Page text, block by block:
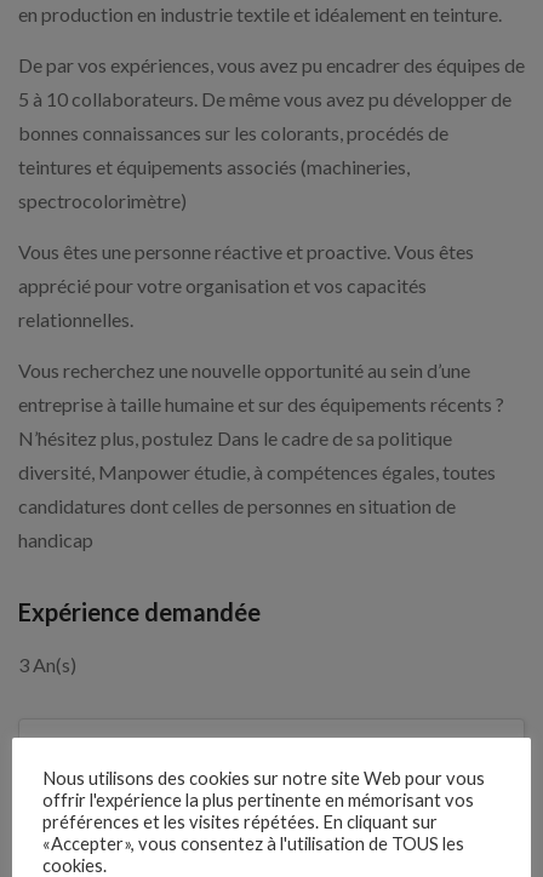
en production en industrie textile et idéalement en teinture.
De par vos expériences, vous avez pu encadrer des équipes de
5 à 10 collaborateurs. De même vous avez pu développer de
bonnes connaissances sur les colorants, procédés de
teintures et équipements associés (machineries,
spectrocolorimètre)
Vous êtes une personne réactive et proactive. Vous êtes
apprécié pour votre organisation et vos capacités
relationnelles.
Vous recherchez une nouvelle opportunité au sein d’une
entreprise à taille humaine et sur des équipements récents ?
N’hésitez plus, postulez Dans le cadre de sa politique
diversité, Manpower étudie, à compétences égales, toutes
candidatures dont celles de personnes en situation de
handicap
Expérience demandée
3 An(s)
Clôture des candidatures : 21
septembre 2026
Je postule
Nous utilisons des cookies sur notre site Web pour vous
offrir l'expérience la plus pertinente en mémorisant vos
préférences et les visites répétées. En cliquant sur
«Accepter», vous consentez à l'utilisation de TOUS les
cookies.